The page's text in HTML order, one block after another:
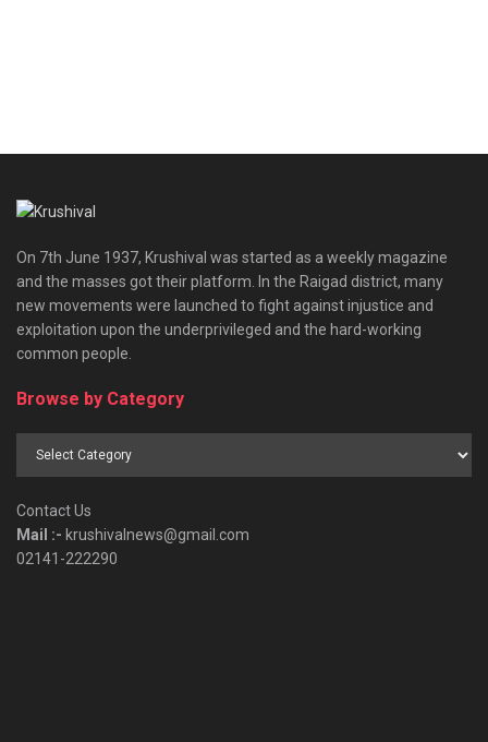
On 7th June 1937, Krushival was started as a weekly magazine
and the masses got their platform. In the Raigad district, many
new movements were launched to fight against injustice and
exploitation upon the underprivileged and the hard-working
common people.
Browse by Category
Contact Us
Mail :- krushivalnews@gmail.com
02141-222290